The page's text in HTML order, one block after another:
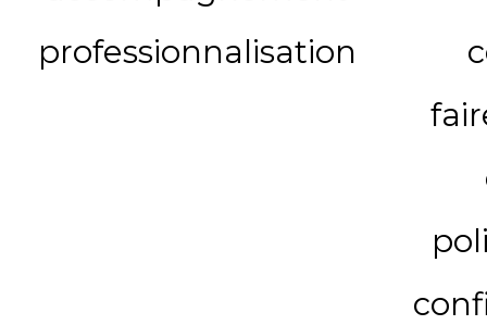
professionnalisation